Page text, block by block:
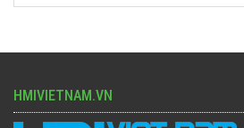
HMIVIETNAM.VN